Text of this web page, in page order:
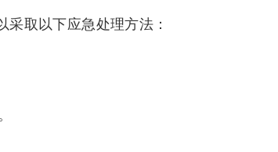
取以下应急处理方法：